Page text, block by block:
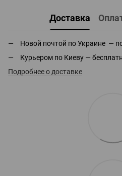
Доставка
Новой почтой по Украине —
Курьером по Киеву —
Подробнее о доставке